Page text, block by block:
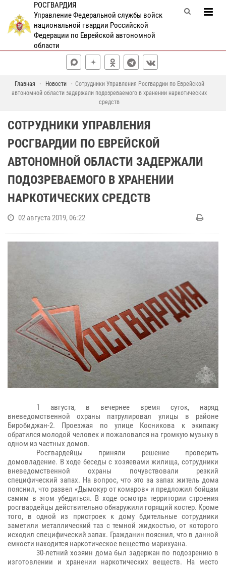
РОСГВАРДИЯ
Управление Федеральной службы войск
национальной гвардии Российской
Федерации по Еврейской автономной
области
Главная Новости
Сотрудники Управления Росгвардии по Еврейской
автономной области задержали подозреваемого в хранении наркотических
средств
СОТРУДНИКИ УПРАВЛЕНИЯ
РОСГВАРДИИ ПО ЕВРЕЙСКОЙ
АВТОНОМНОЙ ОБЛАСТИ ЗАДЕРЖАЛИ
ПОДОЗРЕВАЕМОГО В ХРАНЕНИИ
НАРКОТИЧЕСКИХ СРЕДСТВ
02 августа 2019, 06:22
1 августа, в вечернее время суток, наряд
вневедомственной охраны патрулировал улицы в районе
Биробиджан-2. Проезжая по улице Косникова к экипажу
обратился молодой человек и пожаловался на громкую музыку в
одном из частных домов.
Росгвардейцы приняли решение проверить
домовладение. В ходе беседы с хозяевами жилища, сотрудники
вневедомственной охраны почувствовали резкий
специфический запах. На вопрос, что это за запах житель дома
пояснил, что развел «Дымокур от комаров» и предложил бойцам
самим в этом убедиться. В ходе осмотра территории строения
росгвардейцы действительно обнаружили горящий костер. Кроме
того, в одной из пристроек к дому бдительные сотрудники
заметили металлический таз с темной жидкостью, от которого
исходил специфический запах. Гражданин пояснил, что в данной
емкости находится наркотическое вещество марихуана.
30-летний хозяин дома был задержан по подозрению в
изготовлении и хранении наркотических веществ. На место